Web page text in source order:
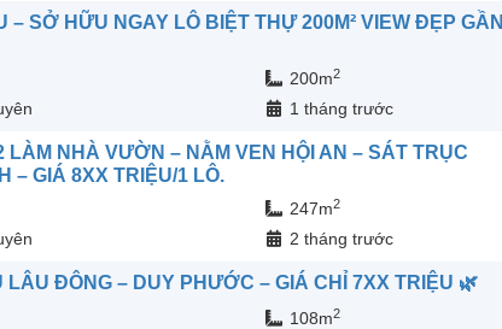
– SỞ HỮU NGAY LÔ BIỆT THỰ 200M² VIEW ĐẸP GẦN
200m2
1 tháng trước
LÀM NHÀ VƯỜN – NẰM VEN HỘI AN – SÁT TRỤC
– GIÁ 8XX TRIỆU/1 LÔ.
247m2
2 tháng trước
ĐÔNG – DUY PHƯỚC – GIÁ CHỈ 7XX TRIỆU 🌿
108m2